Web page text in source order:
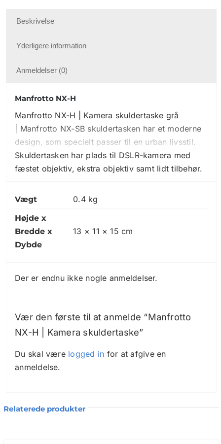
Beskrivelse
Yderligere information
Anmeldelser (0)
Manfrotto NX-H
Manfrotto NX-H | Kamera skuldertaske grå
| Manfrotto NX-SB skuldertasken har et moderne
design, som specielt passer til en urban livsstil.
Skuldertasken har plads til DSLR-kamera med
fæstet objektiv, ekstra objektiv samt lidt tilbehør.
opbevaret takket være Manfrotto Protection
System. På bagsiden er der en ekstra lomme, der
for eksempel kan anvendes til hukommelseskort.
Lynlåsene sikrer, at du nemt og hurtigt kan finde
bære tasken på den måde, som passer dig bedst.
Vægt 0.4 kg
Højde x
Bredde x
Dybde
13 × 11 × 15 cm
Der er endnu ikke nogle anmeldelser.
Vær den første til at anmelde “Manfrotto
NX-H | Kamera skuldertaske”
Du skal være logged in for at afgive en
anmeldelse.
Relaterede produkter